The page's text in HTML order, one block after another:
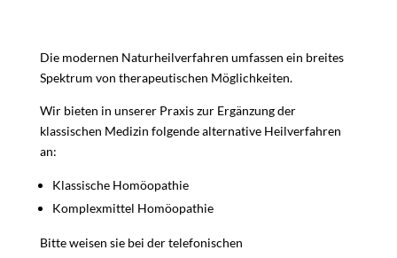
Die modernen Naturheilverfahren umfassen ein breites
Spektrum von therapeutischen Möglichkeiten.
Wir bieten in unserer Praxis zur Ergänzung der
klassischen Medizin folgende alternative Heilverfahren
an:
Klassische Homöopathie
Komplexmittel Homöopathie
Bitte weisen sie bei der telefonischen